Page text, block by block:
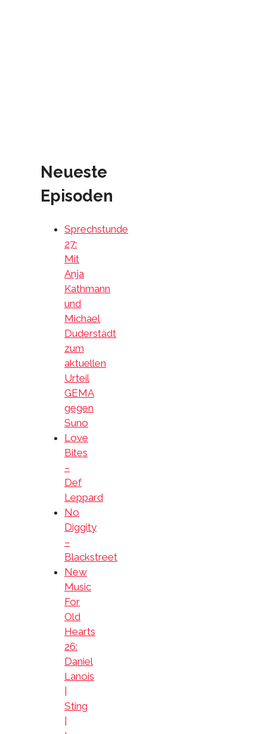
Neueste
Episoden
Sprechstunde
27:
Mit
Anja
Kathmann
und
Michael
Duderstädt
zum
aktuellen
Urteil
GEMA
gegen
Suno
Love
Bites
–
Def
Leppard
No
Diggity
–
Blackstreet
New
Music
For
Old
Hearts
26:
Daniel
Lanois
|
Sting
|